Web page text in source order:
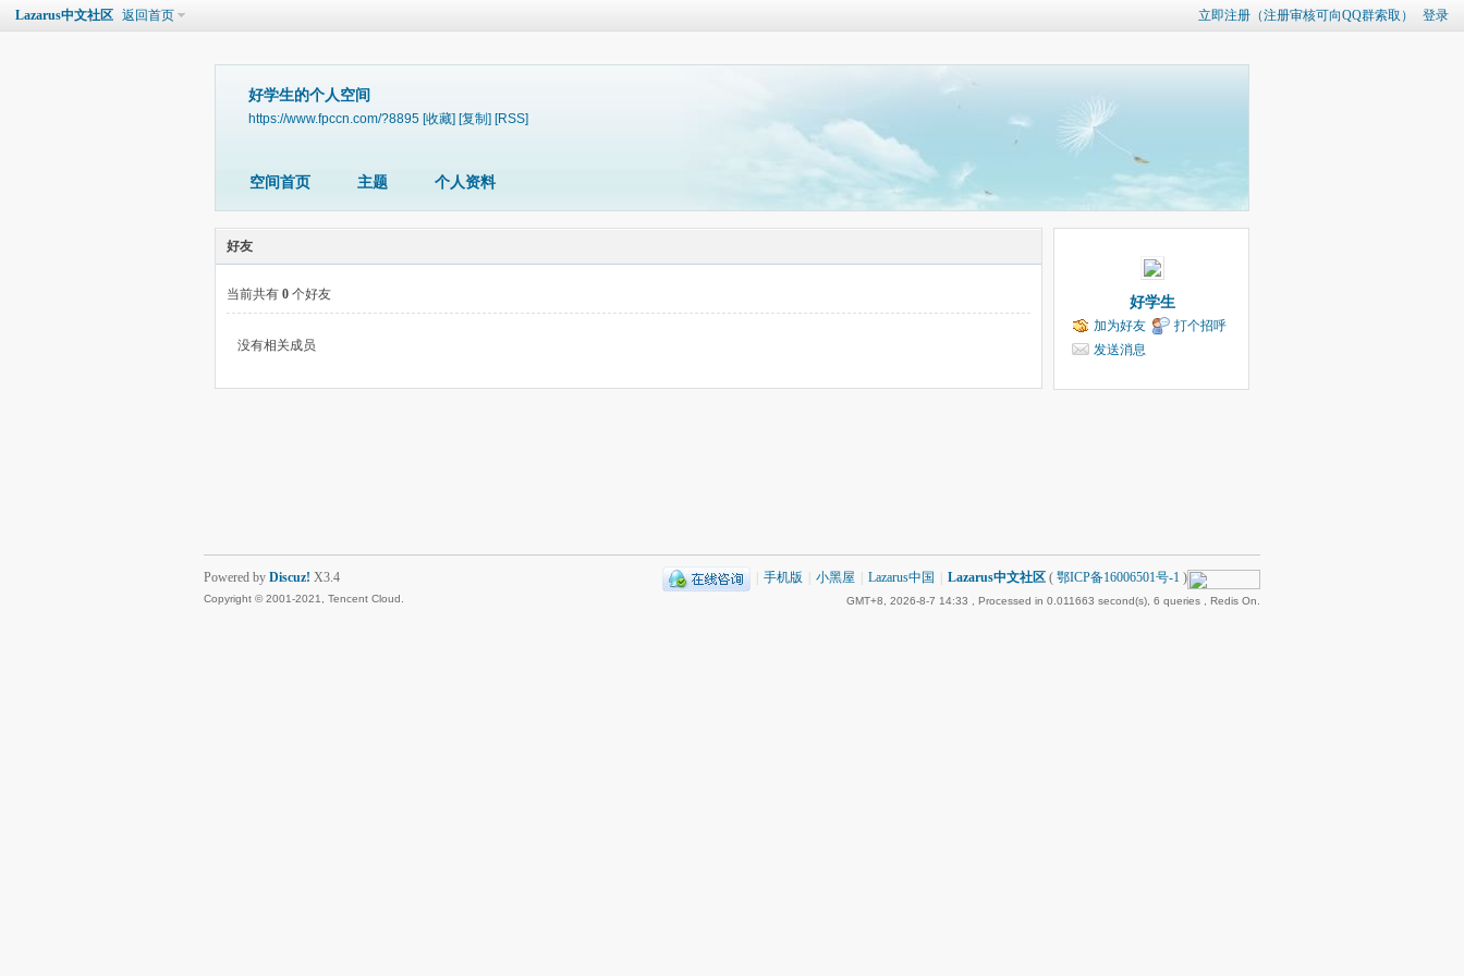
立即注册（注册审核可向QQ群索取） 登录
Lazarus中文社区 返回首页
好学生的个人空间
https://www.fpccn.com/?8895 [收藏] [复制] [RSS]
空间首页 主题 个人资料
好友
当前共有 0 个好友
没有相关成员
好学生
加为好友
打个招呼
发送消息
手机版 小黑屋 Lazarus中国 Lazarus中文社区 ( 鄂ICP备16006501号-1 )
GMT+8, 2026-8-7 14:33 , Processed in 0.011663 second(s), 6 queries , Redis On.
Powered by Discuz! X3.4
Copyright © 2001-2021, Tencent Cloud.